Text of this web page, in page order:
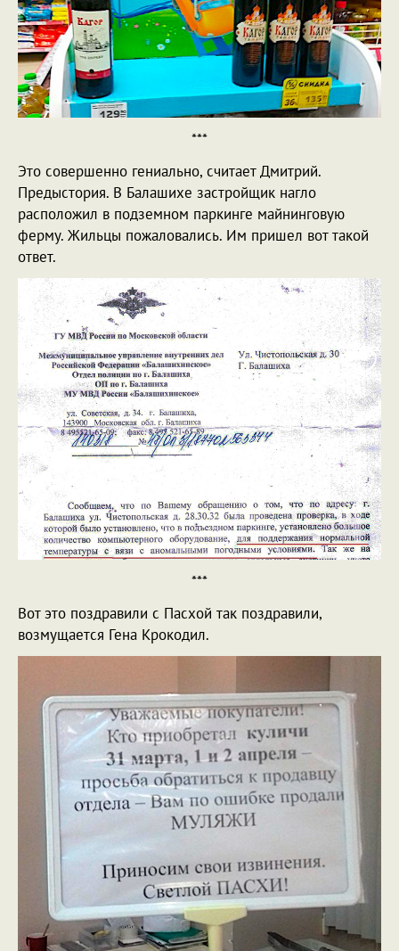
***
Это совершенно гениально, считает Дмитрий.
Предыстория. В Балашихе застройщик нагло
расположил в подземном паркинге майнинговую
ферму. Жильцы пожаловались. Им пришел вот такой
ответ.
***
Вот это поздравили с Пасхой так поздравили,
возмущается Гена Крокодил.